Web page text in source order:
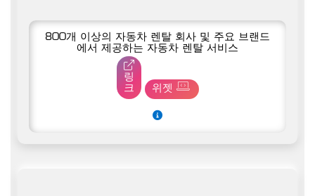
800개 이상의 자동차 렌탈 회사 및 주요 브랜드
에서 제공하는 자동차 렌탈 서비스
링
크
위젯